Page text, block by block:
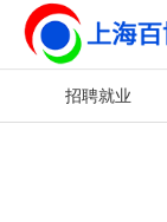
招聘就业